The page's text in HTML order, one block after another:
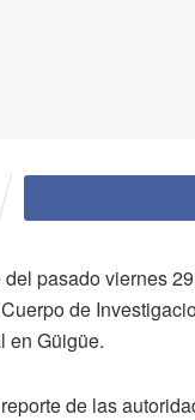
del pasado viernes
de
en Güigüe.
de las